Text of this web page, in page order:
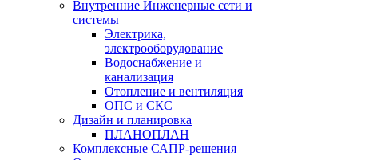
Внутренние Инженерные сети и
системы
Электрика,
электрооборудование
Водоснабжение и
канализация
Отопление и вентиляция
ОПС и СКС
Дизайн и планировка
ПЛАНОПЛАН
Комплексные САПР-решения